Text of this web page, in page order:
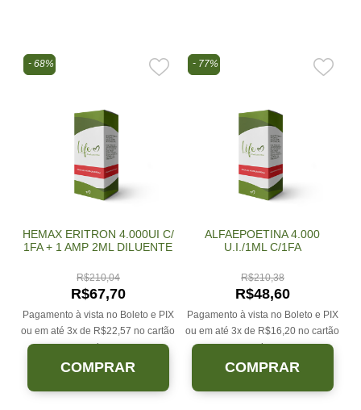
68%
HEMAX ERITRON 4.000UI C/
1FA + 1 AMP 2ML DILUENTE
R$210,04
R$67,70
Pagamento à vista no Boleto e PIX
ou em até 3x de R$22,57 no cartão
sem juros.
COMPRAR
77%
ALFAEPOETINA 4.000
U.I./1ML C/1FA
R$210,38
R$48,60
Pagamento à vista no Boleto e PIX
ou em até 3x de R$16,20 no cartão
sem juros.
COMPRAR